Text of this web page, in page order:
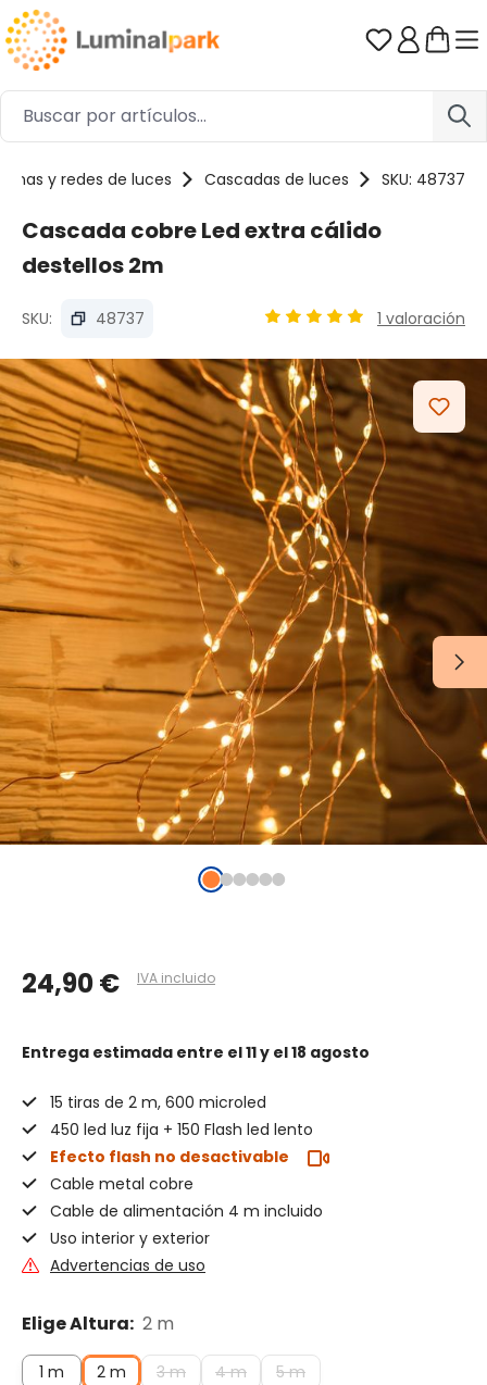
Saltar al contenido principal Tienes 0
y redes de luces Cascadas de luces SKU: 48737
Cascada cobre Led extra cálido
destellos 2m
SKU: 48737 1 valoración
Omitir galería de imágenes
24,90 € IVA incluido
Entrega estimada entre el 11 y el 18 agosto
15 tiras de 2 m, 600 microled
450 led luz fija + 150 Flash led lento
Efecto flash no desactivable
Cable metal cobre
Cable de alimentación 4 m incluido
Uso interior y exterior
Advertencias de uso
Elige Altura: 2 m
1 m 2 m 3 m 4 m 5 m